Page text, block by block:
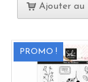
Ajouter au
PROMO !